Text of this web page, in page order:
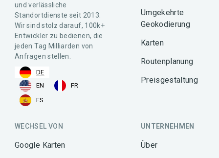
und verlässliche
Standortdienste seit 2013.
Wir sind stolz darauf, 100k+
Entwickler zu bedienen, die
jeden Tag Milliarden von
Anfragen stellen.
DE
EN
FR
ES
Umgekehrte
Geokodierung
Karten
Routenplanung
Preisgestaltung
WECHSEL VON
Google Karten
UNTERNEHMEN
Über